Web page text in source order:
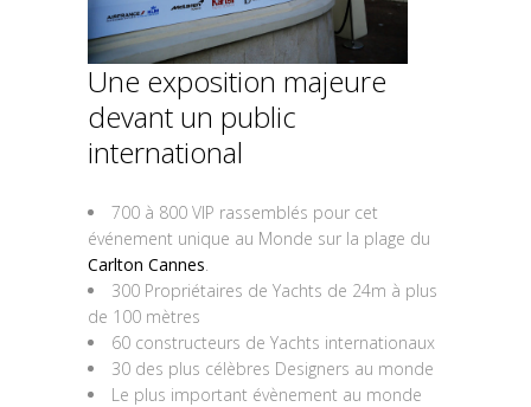
Une exposition majeure
devant un public
international
700 à 800 VIP rassemblés pour cet
événement unique au Monde sur la plage du
Carlton Cannes
300 Propriétaires de Yachts de 24m à plus
de 100 mètres
60 constructeurs de Yachts internationaux
30 des plus célèbres Designers au monde
Le plus important évènement au monde